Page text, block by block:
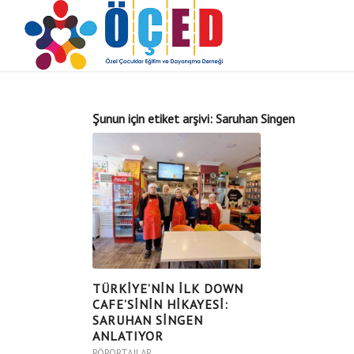
Şunun için etiket arşivi:Saruhan Singen
TÜRKİYE’NİN İLK DOWN
CAFE’SİNİN HİKAYESİ:
SARUHAN SİNGEN
ANLATIYOR